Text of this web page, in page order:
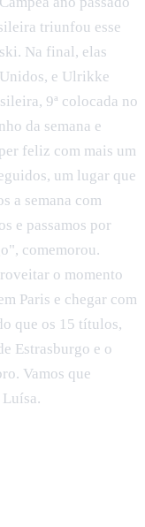
triunfou esse
Na final, elas
e Ulrikke
9ª colocada no
da semana e
feliz com mais um
um lugar que
a semana com
e passamos por
comemorou.
o momento
Paris e chegar com
que os 15 títulos,
Estrasburgo e o
Vamos que